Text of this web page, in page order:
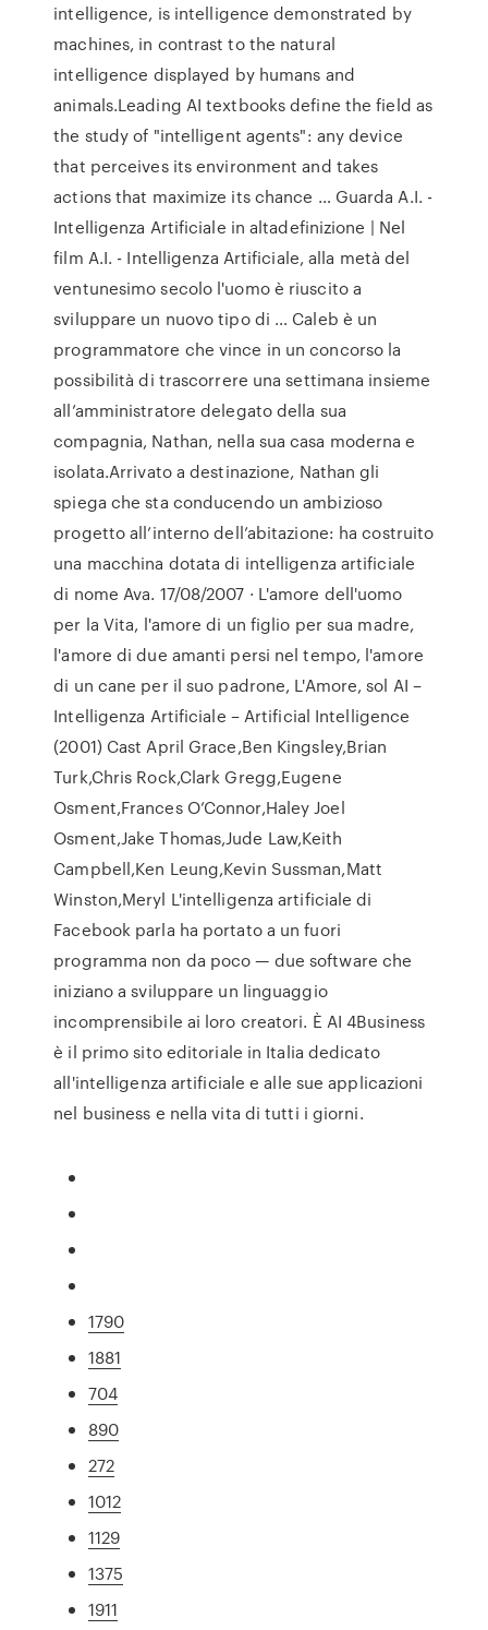
intelligence, is intelligence demonstrated by
machines, in contrast to the natural
intelligence displayed by humans and
animals.Leading AI textbooks define the field as
the study of "intelligent agents": any device
that perceives its environment and takes
actions that maximize its chance … Guarda A.I. -
Intelligenza Artificiale in altadefinizione | Nel
film A.I. - Intelligenza Artificiale, alla metà del
ventunesimo secolo l'uomo è riuscito a
sviluppare un nuovo tipo di … Caleb è un
programmatore che vince in un concorso la
possibilità di trascorrere una settimana insieme
all’amministratore delegato della sua
compagnia, Nathan, nella sua casa moderna e
isolata.Arrivato a destinazione, Nathan gli
spiega che sta conducendo un ambizioso
progetto all’interno dell’abitazione: ha costruito
una macchina dotata di intelligenza artificiale
di nome Ava. 17/08/2007 · L'amore dell'uomo
per la Vita, l'amore di un figlio per sua madre,
l'amore di due amanti persi nel tempo, l'amore
di un cane per il suo padrone, L'Amore, sol AI –
Intelligenza Artificiale – Artificial Intelligence
(2001) Cast April Grace,Ben Kingsley,Brian
Turk,Chris Rock,Clark Gregg,Eugene
Osment,Frances O’Connor,Haley Joel
Osment,Jake Thomas,Jude Law,Keith
Campbell,Ken Leung,Kevin Sussman,Matt
Winston,Meryl L'intelligenza artificiale di
Facebook parla ha portato a un fuori
programma non da poco — due software che
iniziano a sviluppare un linguaggio
incomprensibile ai loro creatori. È AI 4Business
è il primo sito editoriale in Italia dedicato
all'intelligenza artificiale e alle sue applicazioni
nel business e nella vita di tutti i giorni.
1790
1881
704
890
272
1012
1129
1375
1911